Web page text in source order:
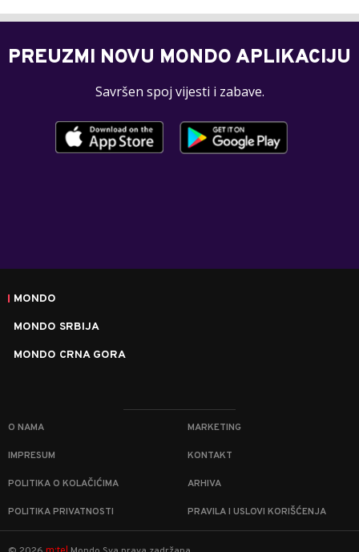
PREUZMI NOVU MONDO APLIKACIJU
Savršen spoj vijesti i zabave.
MONDO
MONDO SRBIJA
MONDO CRNA GORA
O NAMA MARKETING
IMPRESUM KONTAKT
POLITIKA O KOLAČIĆIMA ARHIVA
POLITIKA PRIVATNOSTI PRAVILA I USLOVI KORIŠĆENJA